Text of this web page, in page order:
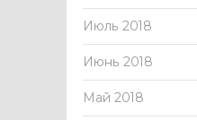
Июль 2018
Июнь 2018
Май 2018